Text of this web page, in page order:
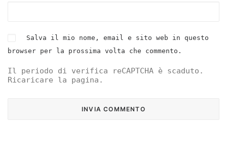
Salva il mio nome, email e sito web in questo
browser per la prossima volta che commento.
Il periodo di verifica reCAPTCHA è scaduto.
Ricaricare la pagina.